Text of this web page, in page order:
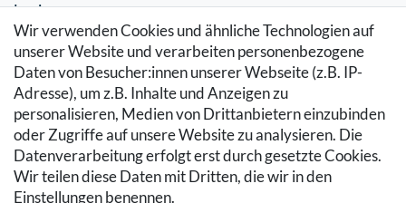
Wir verwenden Cookies und ähnliche Technologien auf
unserer Website und verarbeiten personenbezogene
Daten von Besucher:innen unserer Webseite (z.B. IP-
Adresse), um z.B. Inhalte und Anzeigen zu
personalisieren, Medien von Drittanbietern einzubinden
oder Zugriffe auf unsere Website zu analysieren. Die
Datenverarbeitung erfolgt erst durch gesetzte Cookies.
Wir teilen diese Daten mit Dritten, die wir in den
Einstellungen benennen.
Login
SERVICE
Zahlung & Versand
Warenkorb
Zur Kasse
Hilfe
RECHTLICHES